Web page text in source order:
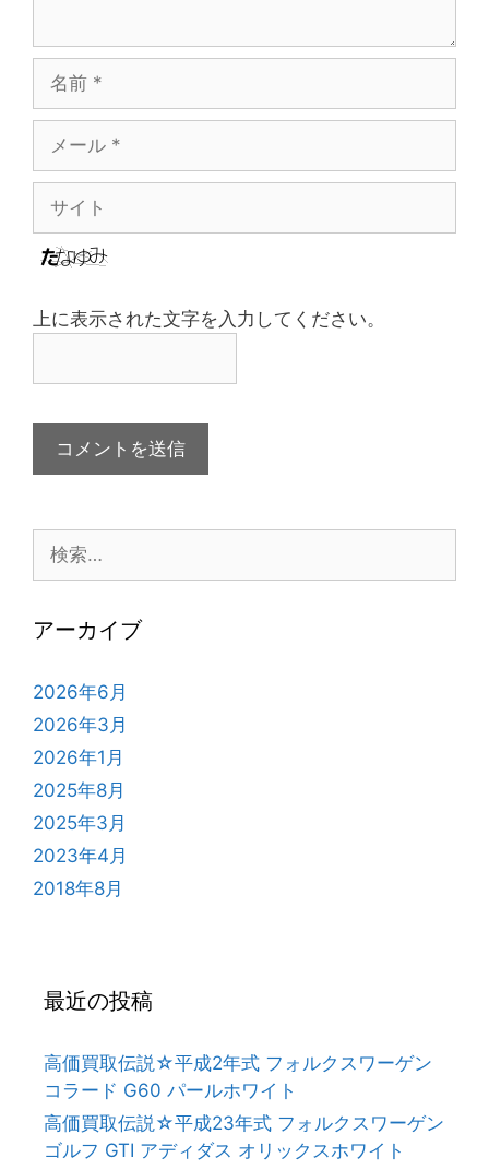
ル
ト
上に表示された文字を入力してください。
索:
アーカイブ
2026年6月
2026年3月
2026年1月
2025年8月
2025年3月
2023年4月
2018年8月
最近の投稿
高価買取伝説☆平成2年式 フォルクスワーゲン
コラード G60 パールホワイト
高価買取伝説☆平成23年式 フォルクスワーゲン
ゴルフ GTI アディダス オリックスホワイト